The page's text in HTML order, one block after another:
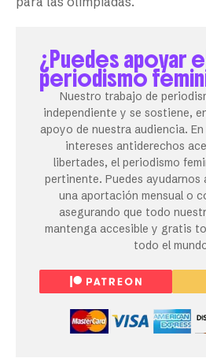
¿Puedes apoyar
periodismo
Nuestro trabajo de
independiente y se sostiene,
apoyo de nuestra audiencia.
intereses antiderechos
libertades, el periodismo
pertinente. Puedes
una aportación mensual o
asegurando que todo
mantenga accesible y gratis
todo el